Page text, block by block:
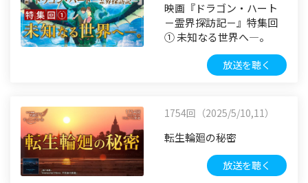
映画『ドラゴン・ハート
－霊界探訪記－』特集回
① 未知なる世界へ―。
放送を聴く
1754回（2025/5/10,11）
転生輪廻の秘密
放送を聴く